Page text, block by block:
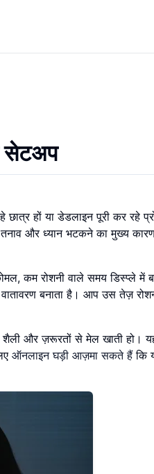
सेटअप
हों या डेडलाइन पूरी कर रहे
और ध्यान भटकने का मुख्य
कम रोशनी वाले समय डिस्प्ले में
बनाता है। आप उस तेज़
और ज़रूरतों से मेल खाती हो।
ऑनलाइन घड़ी आज़मा सकते हैंकि